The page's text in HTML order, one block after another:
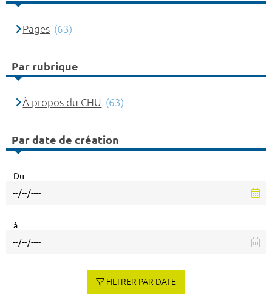
Pages (63)
Par rubrique
À propos du CHU (63)
Par date de création
Du
à
FILTRER PAR DATE